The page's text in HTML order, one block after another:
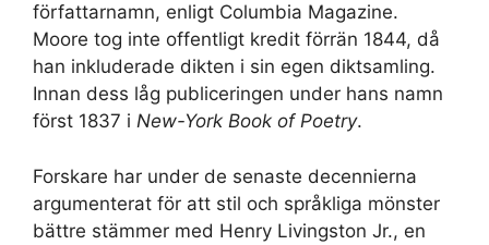
författarnamn, enligt Columbia Magazine.
Moore tog inte offentligt kredit förrän 1844, då
han inkluderade dikten i sin egen diktsamling.
Innan dess låg publiceringen under hans namn
först 1837 i New-York Book of Poetry.
Forskare har under de senaste decennierna
argumenterat för att stil och språkliga mönster
bättre stämmer med Henry Livingston Jr., en